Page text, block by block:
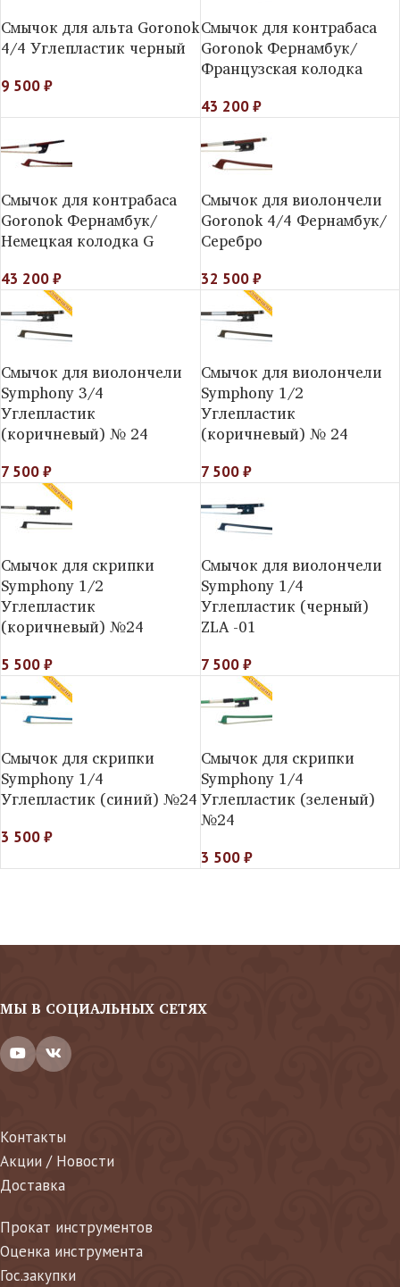
Смычок для альта Goronok
4/4 Углепластик черный
9 500₽
Смычок для контрабаса
Goronok Фернамбук/
Французская колодка
43 200₽
Смычок для контрабаса
Goronok Фернамбук/
Немецкая колодка G
43 200₽
Смычок для виолончели
Goronok 4/4 Фернамбук/
Серебро
32 500₽
Смычок для виолончели
Symphony 3/4
Углепластик
(коричневый) № 24
7 500₽
Смычок для виолончели
Symphony 1/2
Углепластик
(коричневый) № 24
7 500₽
Смычок для скрипки
Symphony 1/2
Углепластик
(коричневый) №24
5 500₽
Смычок для виолончели
Symphony 1/4
Углепластик (черный)
ZLA -01
7 500₽
Смычок для скрипки
Symphony 1/4
Углепластик (синий) №24
3 500₽
Смычок для скрипки
Symphony 1/4
Углепластик (зеленый)
№24
3 500₽
МЫ В СОЦИАЛЬНЫХ СЕТЯХ
Контакты
Акции / Новости
Доставка
Прокат инструментов
Оценка инструмента
Гос.закупки